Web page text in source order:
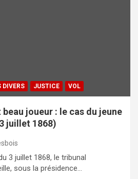
DIVERS JUSTICE VOL
joueur : le cas du jeune
juillet 1868)
3 juillet 1868, le tribunal
sous la présidence…